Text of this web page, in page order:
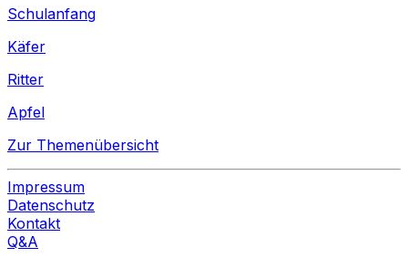
Schulanfang
Käfer
Ritter
Apfel
Zur Themenübersicht
Impressum
Datenschutz
Kontakt
Q&A